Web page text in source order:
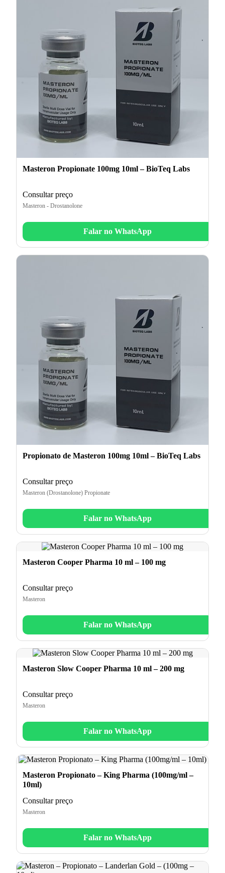
Masteron Propionate 100mg 10ml – BioTeq Labs
Consultar preço
Masteron - Drostanolone
Falar no WhatsApp
Propionato de Masteron 100mg 10ml – BioTeq Labs
Consultar preço
Masteron (Drostanolone) Propionate
Falar no WhatsApp
Masteron Cooper Pharma 10 ml – 100 mg
Consultar preço
Masteron
Falar no WhatsApp
Masteron Slow Cooper Pharma 10 ml – 200 mg
Consultar preço
Masteron
Falar no WhatsApp
Masteron Propionato – King Pharma (100mg/ml –
10ml)
Consultar preço
Masteron
Falar no WhatsApp